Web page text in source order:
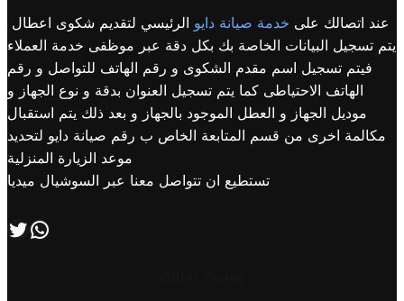
عند اتصالك على خدمة صيانة دايو الرئيسي لتقديم شكوى اعطال
يتم تسجيل البيانات الخاصة بك بكل دقة عبر موظفى خدمة العملاء
فيتم تسجيل اسم مقدم الشكوى و رقم الهاتف للتواصل و رقم
الهاتف الاحتياطى كما يتم تسجيل العنوان بدقة و نوع الجهاز و
موديل الجهاز و العطل الموجود بالجهاز و بعد ذلك يتم استقبال
مكالمة اخرى من قسم المتابعة الخاص ب رقم صيانة دايو لتحديد
موعد الزيارة المنزلية
تستطيع ان تتواصل معنا عبر السوشيال ميديا
تابعنا علي صفحة التويتر اتصل بنا علي طريق الوتساب